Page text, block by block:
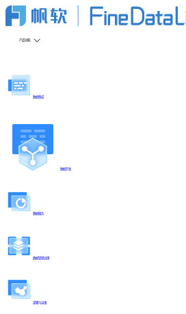
产品功能
数据集成
数据开发
数据服务
数据管理治理
部署与运维